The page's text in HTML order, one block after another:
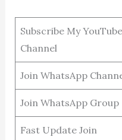
Subscribe My YouTube
Channel
Join WhatsApp
Join WhatsApp Group
Fast Update Join